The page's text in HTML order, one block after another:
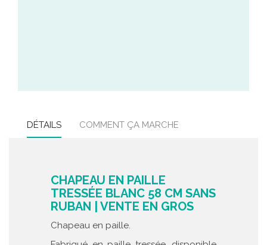
DÉTAILS COMMENT ÇA MARCHE
CHAPEAU EN PAILLE
TRESSÉE BLANC 58 CM SANS
RUBAN | VENTE EN GROS
Chapeau en paille.